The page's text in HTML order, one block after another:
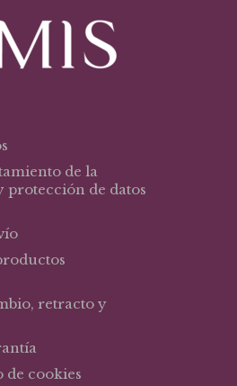
de la
de datos
retracto y
de cookies